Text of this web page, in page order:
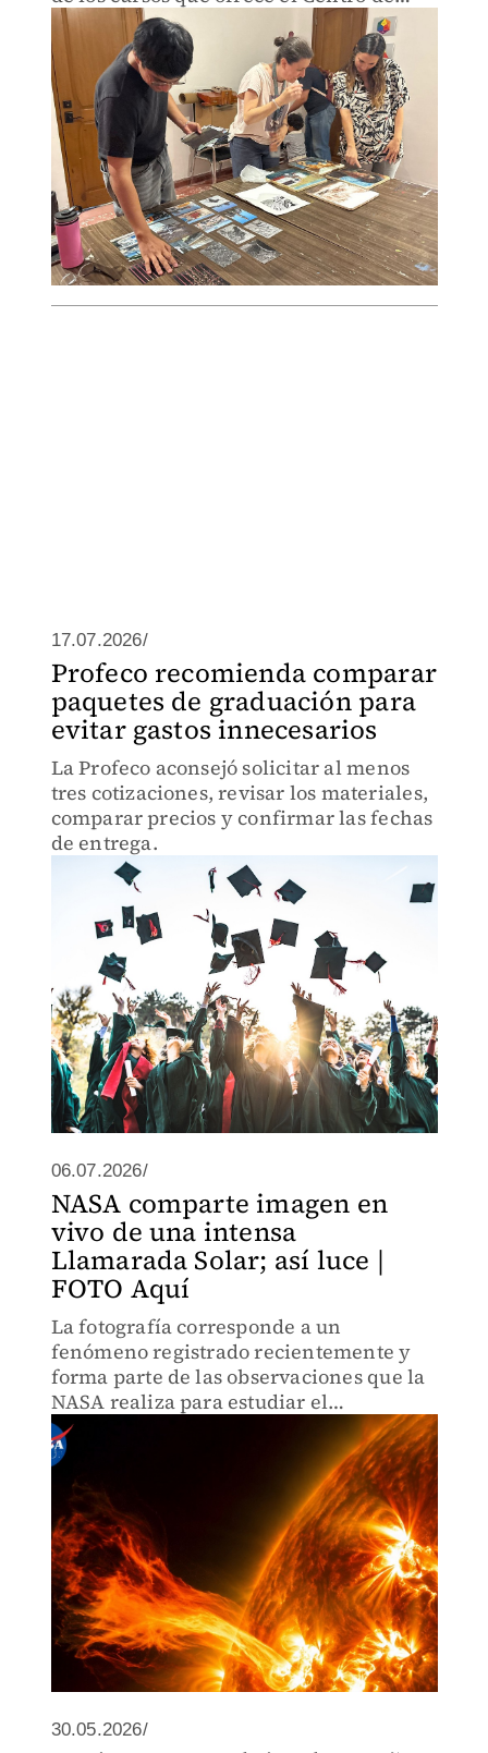
Artes del Norte
17.07.2026/
Profeco recomienda comparar
paquetes de graduación para
evitar gastos innecesarios
La Profeco aconsejó solicitar al menos
tres cotizaciones, revisar los materiales,
comparar precios y confirmar las fechas
de entrega.
06.07.2026/
NASA comparte imagen en
vivo de una intensa
Llamarada Solar; así luce |
FOTO Aquí
La fotografía corresponde a un
fenómeno registrado recientemente y
forma parte de las observaciones que la
NASA realiza para estudiar el
comportamiento de nuestra estrella y el
clima espacial.
30.05.2026/